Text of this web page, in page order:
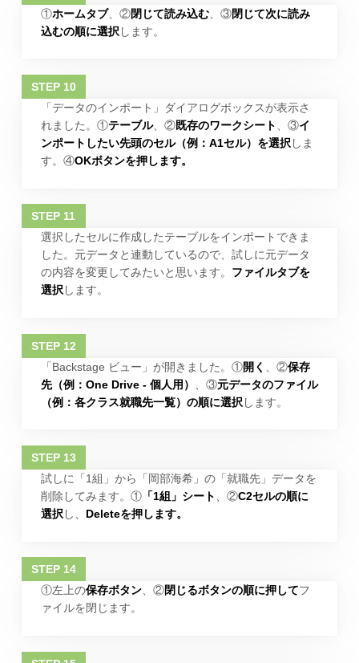
①ホームタブ、②閉じて読み込む、③閉じて次に読み
込むの順に選択 します。
「データのインポート」ダイアログボックスが表示さ
れました。①テーブル、②既存のワークシート 、③イ
ンポートしたい先頭のセル（例：A1セル）を選択 しま
す。④OKボタンを押します。
選択したセルに作成したテーブルをインポートできま
した。元データと連動しているので、試しに元データ
の内容を変更してみたいと思います。 ファイルタブを
選択します。
「Backstage ビュー」が開きました。①開く 、②保存
先（例：One Drive - 個人用）
、③元データのファイル
（例：各クラス就職先一覧）の順に選択 します。
試しに「1組」から「岡部海希」の「就職先」データを
削除してみます。①「1組」シート 、②C2セルの順に
選択 し、 Deleteを押します。
①左上の保存ボタン、②閉じるボタンの順に押してフ
ァイルを閉じます。